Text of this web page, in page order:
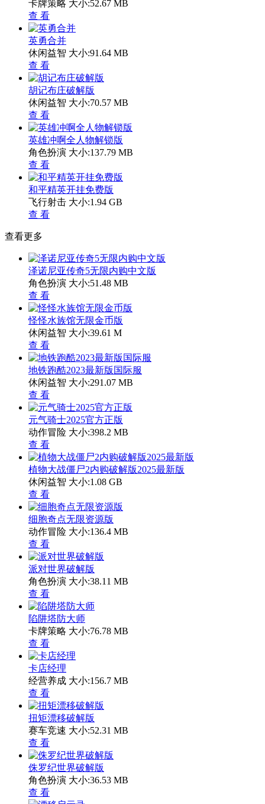
卡牌策略 大小:52.67 MB
查 看
英勇合并
休闲益智 大小:91.64 MB
查 看
胡记布庄破解版
休闲益智 大小:70.57 MB
查 看
英雄冲啊全人物解锁版
角色扮演 大小:137.79 MB
查 看
和平精英开挂免费版
飞行射击 大小:1.94 GB
查 看
查看更多
泽诺尼亚传奇5无限内购中文版
角色扮演 大小:51.48 MB
查 看
怪怪水族馆无限金币版
休闲益智 大小:39.61 M
查 看
地铁跑酷2023最新版国际服
休闲益智 大小:291.07 MB
查 看
元气骑士2025官方正版
动作冒险 大小:398.2 MB
查 看
植物大战僵尸2内购破解版2025最新版
休闲益智 大小:1.08 GB
查 看
细胞奇点无限资源版
动作冒险 大小:136.4 MB
查 看
派对世界破解版
角色扮演 大小:38.11 MB
查 看
陷阱塔防大师
卡牌策略 大小:76.78 MB
查 看
卡店经理
经营养成 大小:156.7 MB
查 看
扭矩漂移破解版
赛车竞速 大小:52.31 MB
查 看
侏罗纪世界破解版
角色扮演 大小:36.53 MB
查 看